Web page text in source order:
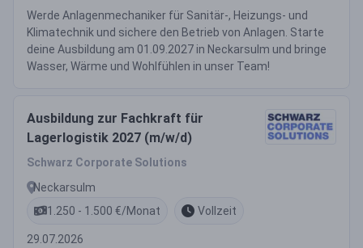
Werde Anlagenmechaniker für Sanitär-, Heizungs- und
Klimatechnik und sichere den Betrieb von Anlagen. Starte
deine Ausbildung am 01.09.2027 in Neckarsulm und bringe
Wasser, Wärme und Wohlfühlen in unser Team!
Ausbildung zur Fachkraft für
Lagerlogistik 2027 (m/w/d)
Schwarz Corporate Solutions
Neckarsulm
1.250 - 1.500 €/Monat
Vollzeit
29.07.2026